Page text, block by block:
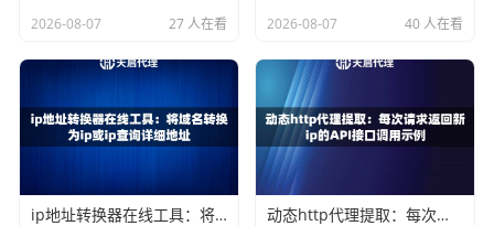
在Java中，我们可以使用 HttpURLConnection或者更高级
。这里使用标准库的HttpURLConnection来演
示，让大家无需引入额外依赖。
```java import java.io.BufferedReader; import java.io.InputStrea
mReader; import java.net.HttpURLConnection; import java.net.
2026-08-07 27 人在看 2026-08-07 40 人在看
ip地址转换器在线工具：将域名转换为ip或ip查询详细地址 动态http代理提取：每次请求返回新ip的API接口调用示例